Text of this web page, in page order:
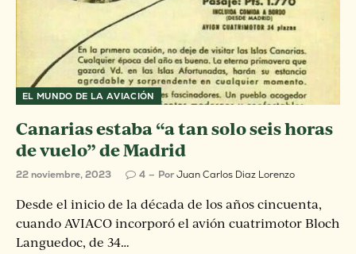
EL MUNDO DE LA AVIACIÓN
Canarias estaba “a tan solo seis horas
de vuelo” de Madrid
22 noviembre, 2023 4 PorJuan Carlos Diaz Lorenzo
Desde el inicio de la década de los años cincuenta,
cuando AVIACO incorporó el avión cuatrimotor Bloch
Languedoc, de 34…